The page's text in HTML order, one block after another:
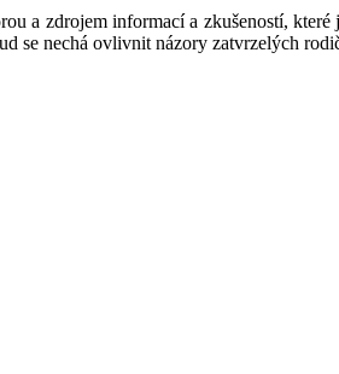
a zdrojem informací a zkušeností,
se nechá ovlivnit názory zatvrzelých